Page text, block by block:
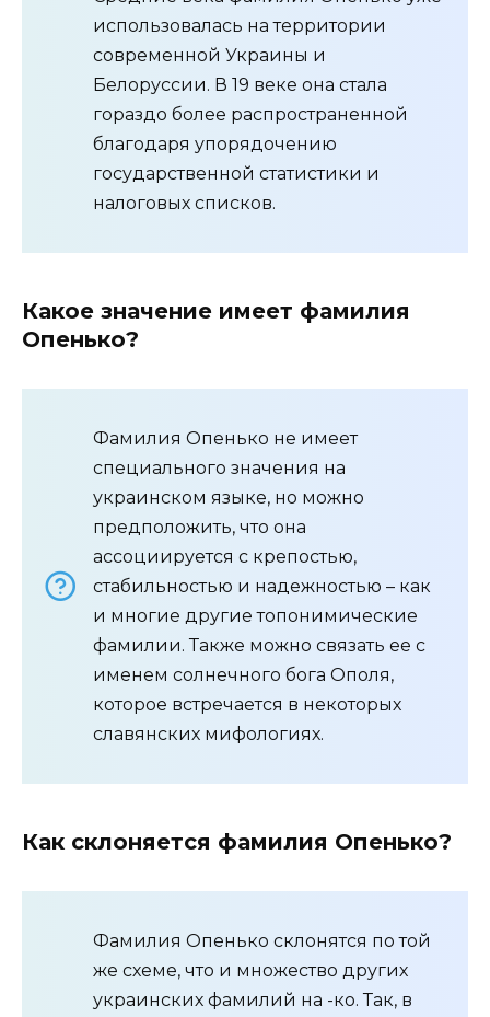
использовалась на территории
современной Украины и
Белоруссии. В 19 веке она стала
гораздо более распространенной
благодаря упорядочению
государственной статистики и
налоговых списков.
Какое значение имеет фамилия
Опенько?
Фамилия Опенько не имеет
специального значения на
украинском языке, но можно
предположить, что она
ассоциируется с крепостью,
стабильностью и надежностью – как
и многие другие топонимические
фамилии. Также можно связать ее с
именем солнечного бога Ополя,
которое встречается в некоторых
славянских мифологиях.
Как склоняется фамилия Опенько?
Фамилия Опенько склонятся по той
же схеме, что и множество других
украинских фамилий на -ко. Так, в